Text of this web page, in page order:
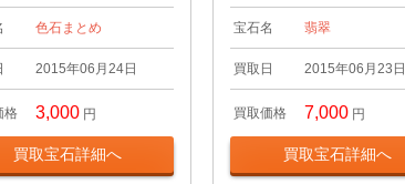
色石まとめ
2015年06月24日
格 3,000 円
買取宝石詳細へ
宝石名 翡翠
買取日 2015年06月23日
買取価格 7,000 円
買取宝石詳細へ